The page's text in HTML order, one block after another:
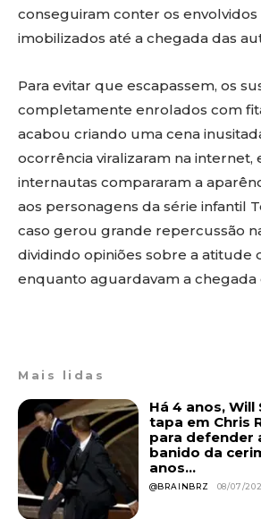
conseguiram conter os
imobilizados até a chegada das
Para evitar que escapassem, os
completamente enrolados com
acabou criando uma cena
ocorrência viralizaram na internet,
internautas compararam a
aos personagens da série infantil
caso gerou grande repercussão
dividindo opiniões sobre a atitude
enquanto aguardavam a chegada
Mais lidas
Há 4 anos,
tapa em Chris
para defender
banido da
anos...
@BRAINBRZ 08/07/